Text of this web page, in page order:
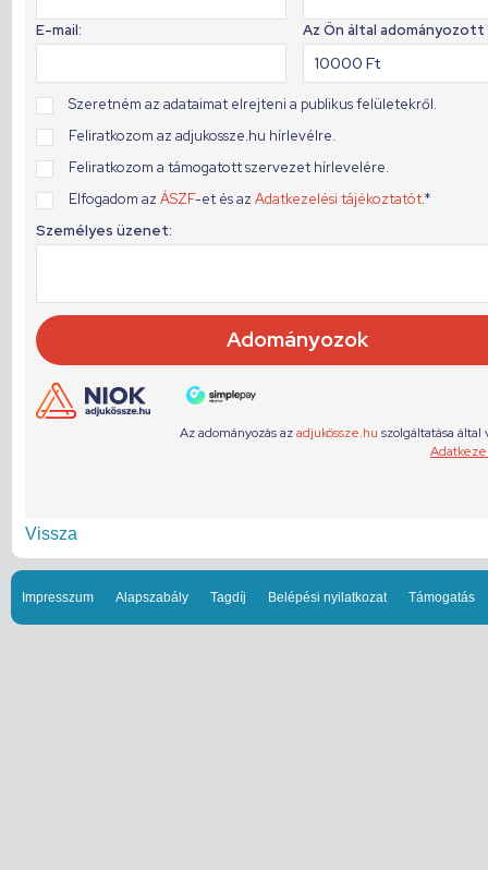
Vissza
Impresszum Alapszabály Tagdíj Belépési nyilatkozat Támogatás